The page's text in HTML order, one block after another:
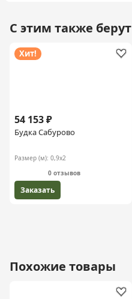
С этим также берут
Хит!
54 153 ₽
Будка Сабурово
Размер (м): 0,9х2
0 отзывов
Заказать
Похожие товары